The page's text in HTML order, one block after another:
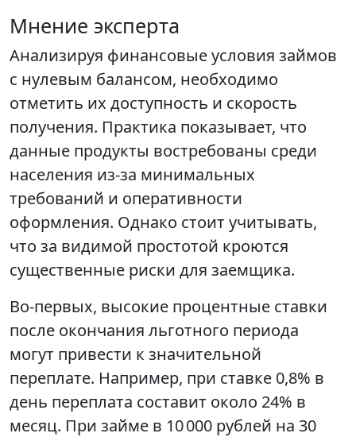
Мнение эксперта
Анализируя финансовые условия займов
с нулевым балансом, необходимо
отметить их доступность и скорость
получения. Практика показывает, что
данные продукты востребованы среди
населения из-за минимальных
требований и оперативности
оформления. Однако стоит учитывать,
что за видимой простотой кроются
существенные риски для заемщика.
Во-первых, высокие процентные ставки
после окончания льготного периода
могут привести к значительной
переплате. Например, при ставке 0,8% в
день переплата составит около 24% в
месяц. При займе в 10 000 рублей на 30